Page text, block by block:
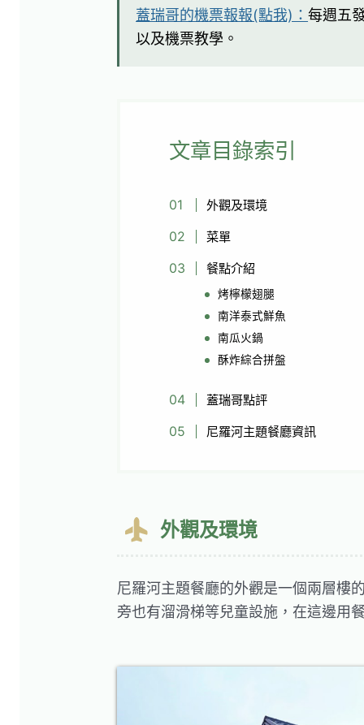
蓋瑞哥的機票報報(點我)：每週五
以及機票教學。
文章目錄索引
外觀及環境
菜單
餐點介紹
烤檸檬翅腿
南洋泰式鮮魚
南瓜火鍋
酥炸綜合拼盤
蓋瑞哥點評
尼羅河主題餐廳資訊
外觀及環境
尼羅河主題餐廳的外觀是一個兩層樓
旁也有溜滑梯等兒童設施，在這邊用